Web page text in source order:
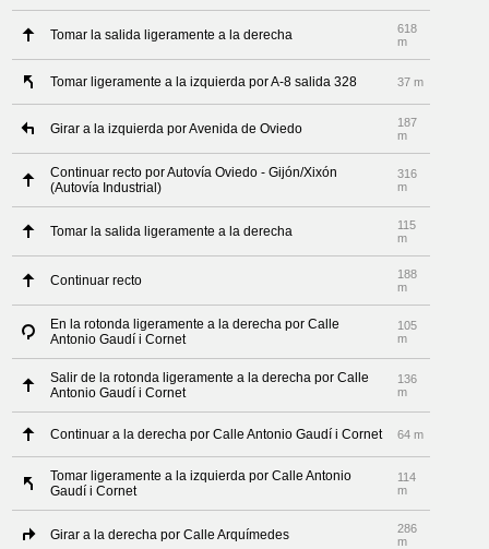
Tomar la salida ligeramente a la derecha
618
m
Tomar ligeramente a la izquierda por A-8 salida 328 37 m
Girar a la izquierda por Avenida de Oviedo
187
m
Continuar recto por Autovía Oviedo - Gijón/Xixón
(Autovía Industrial)
316
m
Tomar la salida ligeramente a la derecha
115
m
Continuar recto
188
m
En la rotonda ligeramente a la derecha por Calle
Antonio Gaudí i Cornet
105
m
Salir de la rotonda ligeramente a la derecha por Calle
Antonio Gaudí i Cornet
136
m
Continuar a la derecha por Calle Antonio Gaudí i Cornet 64 m
Tomar ligeramente a la izquierda por Calle Antonio
Gaudí i Cornet
114
m
Girar a la derecha por Calle Arquímedes
286
m